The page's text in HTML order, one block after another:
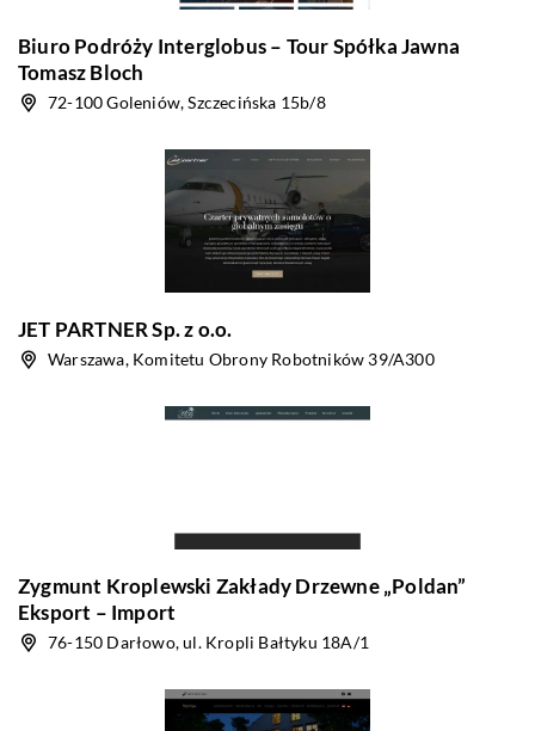
Biuro Podróży Interglobus – Tour Spółka Jawna
Tomasz Bloch
72-100 Goleniów, Szczecińska 15b/8
JET PARTNER Sp. z o.o.
Warszawa, Komitetu Obrony Robotników 39/A300
Zygmunt Kroplewski Zakłady Drzewne „Poldan”
Eksport – Import
76-150 Darłowo, ul. Kropli Bałtyku 18A/1